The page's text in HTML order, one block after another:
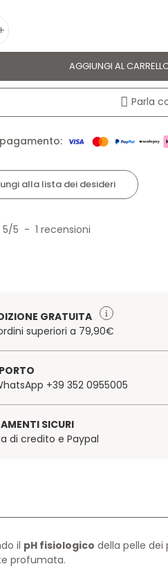
AGGIUNGI AL
Parla
alla lista dei desideri
5/5 - 1 recensioni
GRATUITA
superiori a 79,90€
+39 352 0955005
SICURI
di credito e Paypal
il pH fisiologico della pelle dei
profumata.